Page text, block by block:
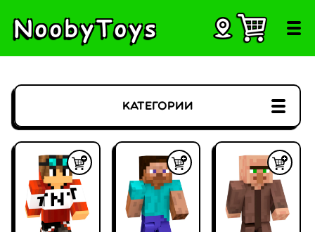
NoobyToys
Категории
Россия